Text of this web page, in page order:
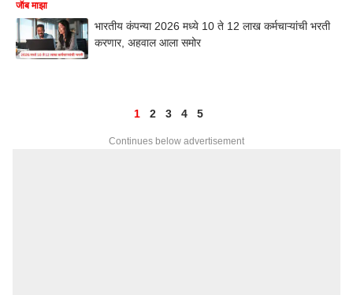
जॅाब माझा
भारतीय कंपन्या 2026 मध्ये 10 ते 12 लाख कर्मचाऱ्यांची भरती
करणार, अहवाल आला समोर
1 2 3 4 5
Continues below advertisement